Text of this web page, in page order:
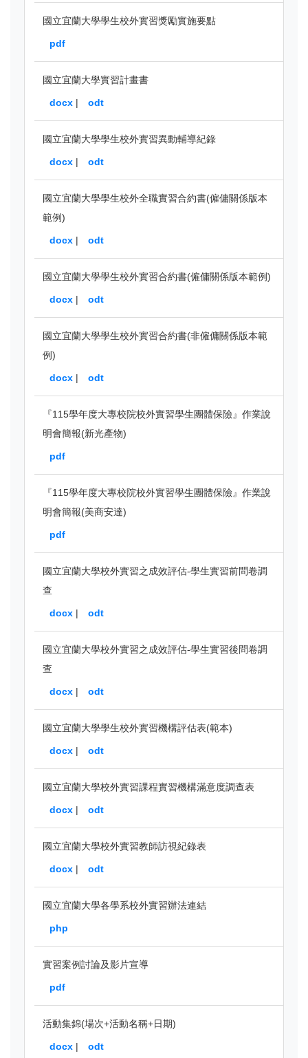
國立宜蘭大學學生校外實習獎勵實施要點
pdf
國立宜蘭大學實習計畫書
docx | odt
國立宜蘭大學學生校外實習異動輔導紀錄
docx | odt
國立宜蘭大學學生校外全職實習合約書(僱傭關係版本
範例)
docx | odt
國立宜蘭大學學生校外實習合約書(僱傭關係版本範例)
docx | odt
國立宜蘭大學學生校外實習合約書(非僱傭關係版本範
例)
docx | odt
『115學年度大專校院校外實習學生團體保險』作業說
明會簡報(新光產物)
pdf
『115學年度大專校院校外實習學生團體保險』作業說
明會簡報(美商安達)
pdf
國立宜蘭大學校外實習之成效評估-學生實習前問卷調
查
docx | odt
國立宜蘭大學校外實習之成效評估-學生實習後問卷調
查
docx | odt
國立宜蘭大學學生校外實習機構評估表(範本)
docx | odt
國立宜蘭大學校外實習課程實習機構滿意度調查表
docx | odt
國立宜蘭大學校外實習教師訪視紀錄表
docx | odt
國立宜蘭大學各學系校外實習辦法連結
php
實習案例討論及影片宣導
pdf
活動集錦(場次+活動名稱+日期)
docx | odt